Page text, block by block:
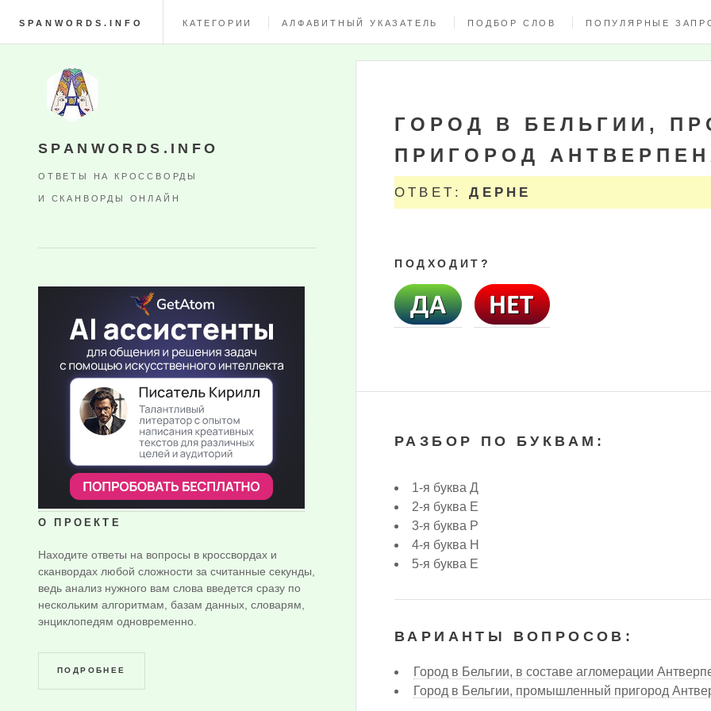
SPANWORDS.INFO КАТЕГОРИИ АЛФАВИТНЫЙ УКАЗАТЕЛЬ ПОДБОР СЛОВ ПОПУЛЯРНЫЕ
ГОРОД В БЕЛЬГИИ,
ПРИГОРОД
ОТВЕТ:ДЕРНЕ
ПОДХОДИТ?
РАЗБОР ПО БУКВАМ:
1-я буква Д
2-я буква Е
3-я буква Р
4-я буква Н
5-я буква Е
ВАРИАНТЫ ВОПРОСОВ:
Город в Бельгии, в составе агломерации
Город в Бельгии, промышленный пригород
SPANWORDS.INFO
ОТВЕТЫ НА КРОССВОРДЫ
И СКАНВОРДЫ ОНЛАЙН
О ПРОЕКТЕ
Находите ответы на вопросы в кроссвордах и
сканвордах любой сложности за считанные секунды,
ведь анализ нужного вам слова введется сразу по
нескольким алгоритмам, базам данных, словарям,
энциклопедям одновременно.
ПОДРОБНЕЕ